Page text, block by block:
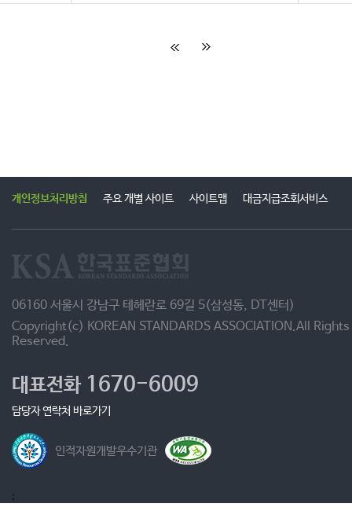
개인정보처리방침 주요 개별 사이트 사이트맵 대금지급조회서비스
06160 서울시 강남구 테헤란로 69길 5(삼성동, DT센터)
Copyright(c) KOREAN STANDARDS ASSOCIATION.All Rights
Reserved.
대표전화1670-6009
담당자 연락처 바로가기
인적자원개발우수기관
;